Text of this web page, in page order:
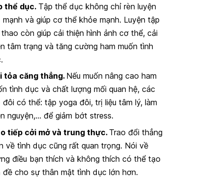
thể dục. Tập thể dục không chỉ rèn luyện
mạnh và giúp cơ thể khỏe mạnh. Luyện tập
còn giúp cải thiện hình ảnh cơ thể, cải
tâm trạng và tăng cường ham muốn tình
tỏa căng thẳng. Nếu muốn nâng cao ham
tình dục và chất lượng mối quan hệ, các
đôi có thể: tập yoga đôi, trị liệu tâm lý, làm
nguyện,… để giảm bớt stress.
tiếp cởi mở và trung thực. Trao đổi thẳng
về tình dục cũng rất quan trọng. Nói về
điều bạn thích và không thích có thể tạo
đề cho sự thân mật tình dục lớn hơn.